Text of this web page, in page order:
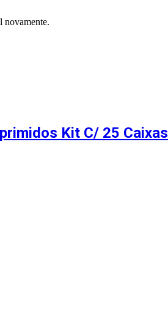
novamente.
Kit C/ 25 Caixas